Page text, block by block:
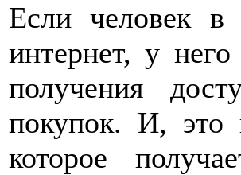
Если человек в
интернет, у
получения
покупок. И, это
которое